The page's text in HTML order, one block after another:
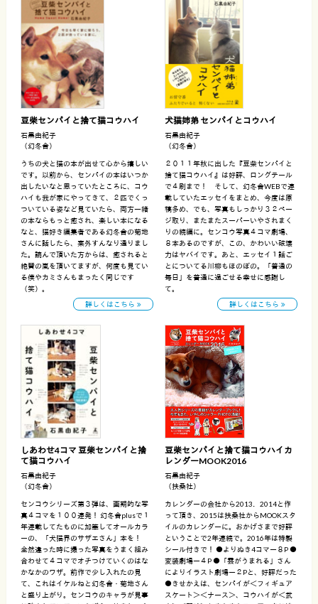
豆柴センパイと捨て猫コウハイ
石黒由紀子
（幻冬舎）
うちの犬と猫の本が出せて心から嬉しい
です。以前から、センパイの本はいつか
出したいなと思っていたところに、コウ
ハイも我が家にやってきて、２匹でくっ
ついている姿など見ていたら、両方一緒
の本ならもっと癒され、楽しい本になる
なと、猫好き編集者である幻冬舎の菊地
さんに話したら、案外すんなり通りまし
た。読んで頂いた方からは、癒されると
絶賛の嵐を頂いてますが、何度も見てい
る僕やカミさんもまったく同じです
（笑）。
詳しくはこちら
犬猫姉弟 センパイとコウハイ
石黒由紀子
（幻冬舎）
２０１１年秋に出した『豆柴センパイと
捨て猫コウハイ』は好評、ロングテール
で４刷まで！ そして、幻冬舎WEBで連
載していたエッセイをまとめ、今度は原
稿多め、でも、写真もしっかり３２ペー
ジ取り、またまたスーパーいやされまく
りの続編に。センコウ写真４コマ劇場、
８本あるのですが、この、かわいい破壊
力はヤバイです。あと、エッセイ１話ご
とについてる川柳もほのぼの。「普通の
毎日」を普通に過ごせる幸せに感謝し
て。
詳しくはこちら
しあわせ4コマ 豆柴センパイと捨
て猫コウハイ
石黒由紀子
（幻冬舎）
センコウシリーズ第３弾は、画期的な写
真４コマを１００連発！ 幻冬舎plusで１
年連載してたものに加筆してオールカラ
ーの、「犬猫界のサザエさん」本を！
全然違った時に撮った写真をうまく組み
合わせて４コマでオチつけていくのはな
かなかのワザ。前作で少し入れたの見
て、これはイケルねと幻冬舎・菊地さん
と盛り上がり。センコウのキャラが見事
豆柴センパイと捨て猫コウハイカ
レンダーMOOK2016
石黒由紀子
（扶桑社）
カレンダーの会社から2013．2014と作
って頂き、2015は扶桑社からMOOKスタ
イルのカレンダーに。おかげさまで好評
ということで2年連続で。2016年は特製
シール付きで！ ●よりぬき4コマー８P ●
変装劇場ー４P ●「雲がうまれる」さん
によりイラスト劇場ー２Pと、好評だった
●きせかえは、センパイが＜フィギュア
スケート＞＜ナース＞、コウハイが＜武